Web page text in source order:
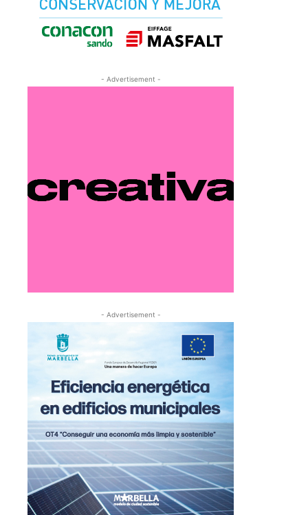
- Advertisement -
- Advertisement -